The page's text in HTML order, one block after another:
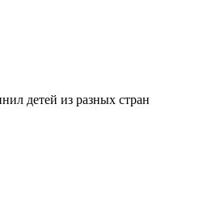
детей из разных стран